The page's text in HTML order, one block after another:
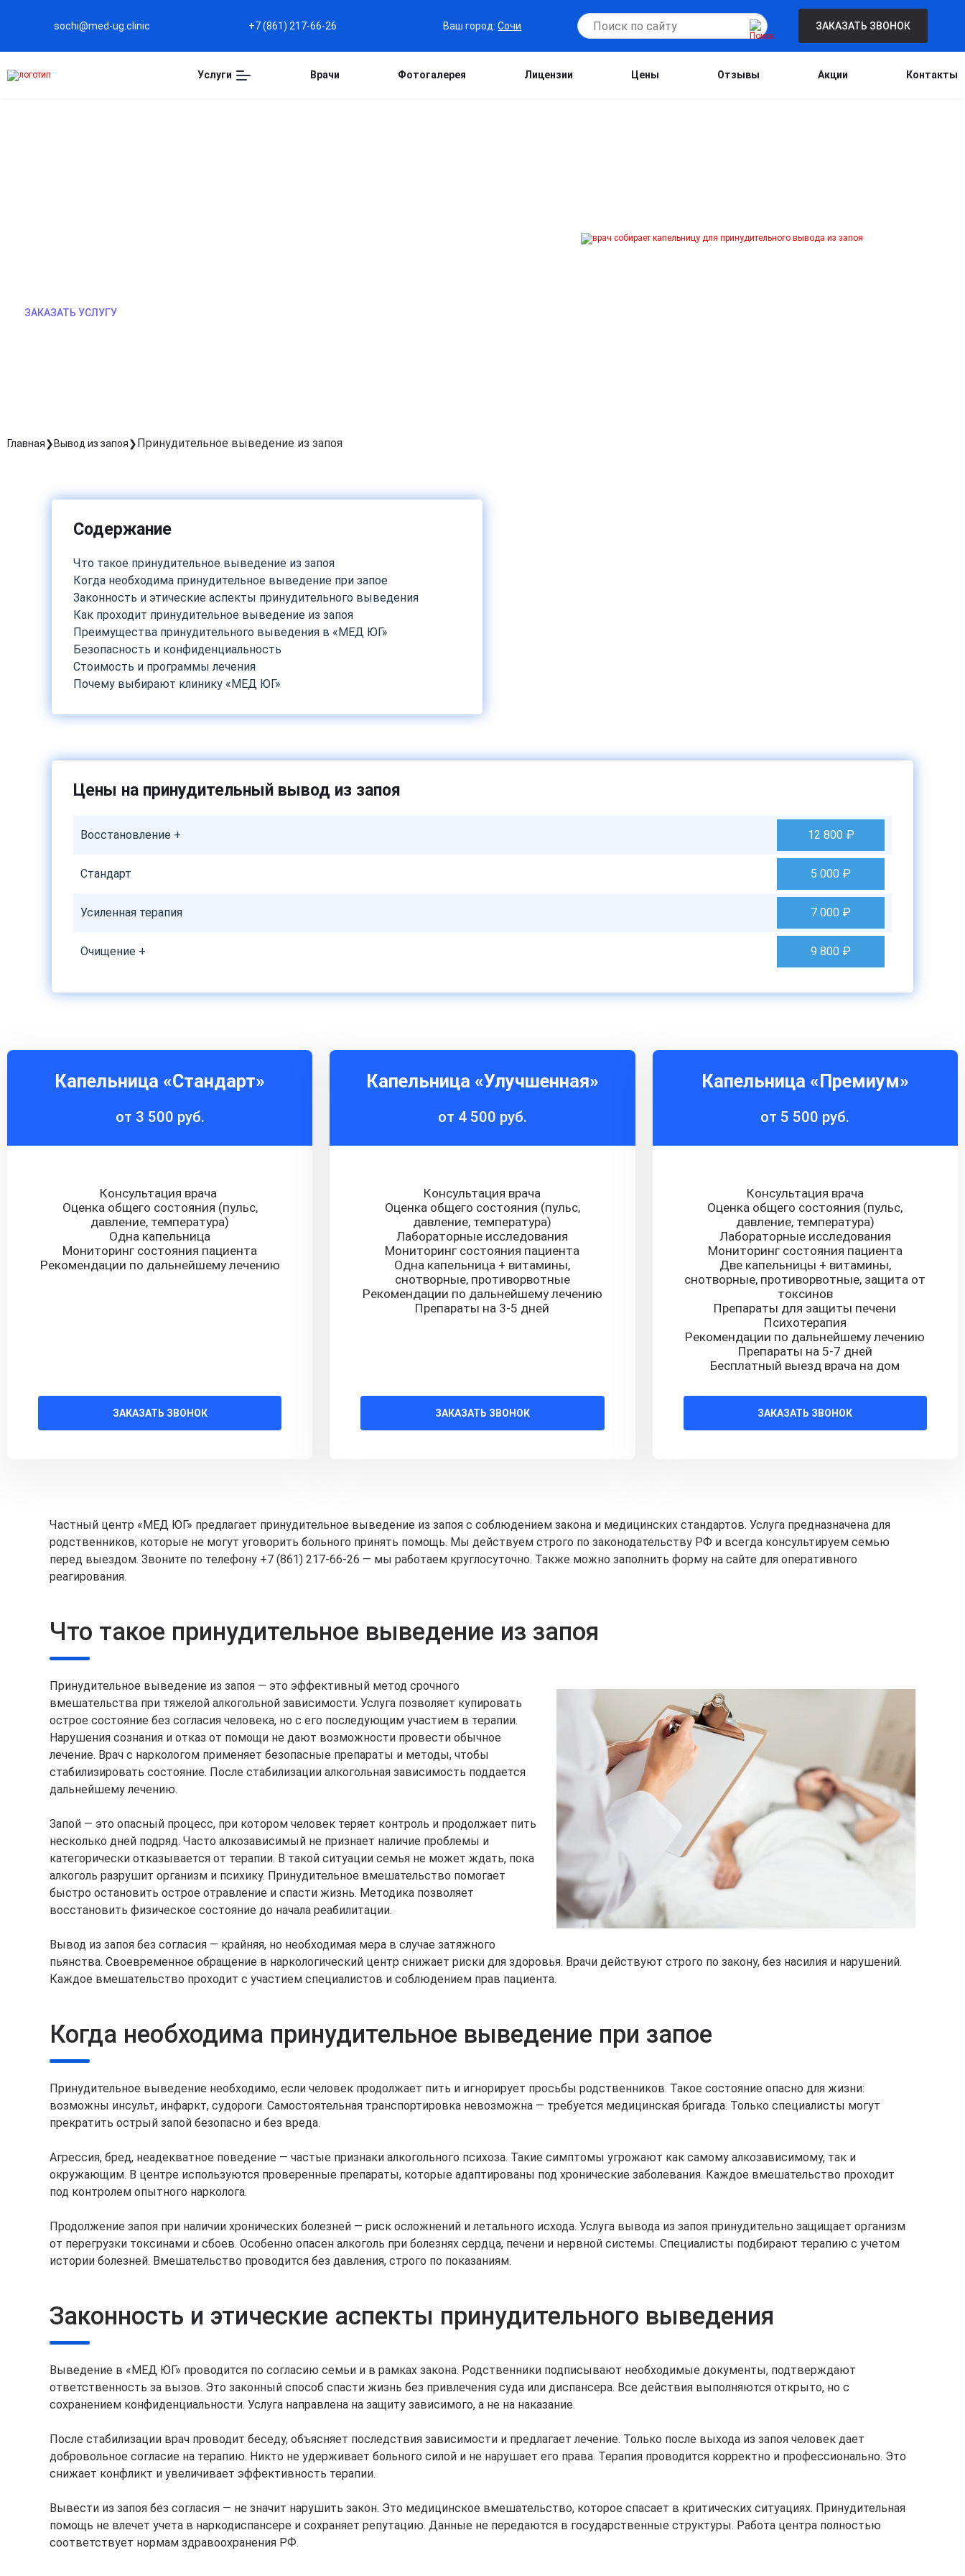
sochi@med-ug.clinic +7 (861) 217-66-26 Ваш город:Сочи ЗАКАЗАТЬ ЗВОНОК
Услуги Врачи Фотогалерея Лицензии Цены Отзывы Акции Контакты
ЗАКАЗАТЬ УСЛУГУ
Главная Вывод из запоя Принудительное выведение из запоя
Содержание
Что такое принудительное выведение из запоя
Когда необходима принудительное выведение при запое
Законность и этические аспекты принудительного выведения
Как проходит принудительное выведение из запоя
Преимущества принудительного выведения в «МЕД ЮГ»
Безопасность и конфиденциальность
Стоимость и программы лечения
Почему выбирают клинику «МЕД ЮГ»
Цены на принудительный вывод из запоя
Восстановление + 12 800₽
Стандарт 5 000 ₽
Усиленная терапия 7 000 ₽
Очищение + 9 800 ₽
Капельница «Стандарт»
от 3 500 руб.
Консультация врача
Оценка общего состояния (пульс,
давление, температура)
Одна капельница
Мониторинг состояния пациента
Рекомендации по дальнейшему лечению
ЗАКАЗАТЬ ЗВОНОК
Капельница «Улучшенная»
от 4 500 руб.
Консультация врача
Оценка общего состояния (пульс,
давление, температура)
Лабораторные исследования
Мониторинг состояния пациента
Одна капельница + витамины,
снотворные, противорвотные
Рекомендации по дальнейшему лечению
Препараты на 3-5 дней
ЗАКАЗАТЬ ЗВОНОК
Капельница «Премиум»
от 5 500 руб.
Консультация врача
Оценка общего состояния (пульс,
давление, температура)
Лабораторные исследования
Мониторинг состояния пациента
Две капельницы + витамины,
снотворные, противорвотные, защита от
токсинов
Препараты для защиты печени
Психотерапия
Рекомендации по дальнейшему лечению
Препараты на 5-7 дней
Бесплатный выезд врача на дом
ЗАКАЗАТЬ ЗВОНОК
Частный центр «МЕД ЮГ» предлагает принудительное выведение из запоя с соблюдением закона и медицинских стандартов. Услуга предназначена для
родственников, которые не могут уговорить больного принять помощь. Мы действуем строго по законодательству РФ и всегда консультируем семью
перед выездом. Звоните по телефону +7 (861) 217-66-26 — мы работаем круглосуточно. Также можно заполнить форму на сайте для оперативного
реагирования.
Что такое принудительное выведение из запоя
Принудительное выведение из запоя — это эффективный метод срочного
вмешательства при тяжелой алкогольной зависимости. Услуга позволяет купировать
острое состояние без согласия человека, но с его последующим участием в терапии.
Нарушения сознания и отказ от помощи не дают возможности провести обычное
лечение. Врач с наркологом применяет безопасные препараты и методы, чтобы
стабилизировать состояние. После стабилизации алкогольная зависимость поддается
дальнейшему лечению.
Запой — это опасный процесс, при котором человек теряет контроль и продолжает пить
несколько дней подряд. Часто алкозависимый не признает наличие проблемы и
категорически отказывается от терапии. В такой ситуации семья не может ждать, пока
алкоголь разрушит организм и психику. Принудительное вмешательство помогает
быстро остановить острое отравление и спасти жизнь. Методика позволяет
восстановить физическое состояние до начала реабилитации.
Вывод из запоя без согласия — крайняя, но необходимая мера в случае затяжного
пьянства. Своевременное обращение в наркологический центр снижает риски для здоровья. Врачи действуют строго по закону, без насилия и нарушений.
Каждое вмешательство проходит с участием специалистов и соблюдением прав пациента.
Когда необходима принудительное выведение при запое
Принудительное выведение необходимо, если человек продолжает пить и игнорирует просьбы родственников. Такое состояние опасно для жизни:
возможны инсульт, инфаркт, судороги. Самостоятельная транспортировка невозможна — требуется медицинская бригада. Только специалисты могут
прекратить острый запой безопасно и без вреда.
Агрессия, бред, неадекватное поведение — частые признаки алкогольного психоза. Такие симптомы угрожают как самому алкозависимому, так и
окружающим. В центре используются проверенные препараты, которые адаптированы под хронические заболевания. Каждое вмешательство проходит
под контролем опытного нарколога.
Продолжение запоя при наличии хронических болезней — риск осложнений и летального исхода. Услуга вывода из запоя принудительно защищает организм
от перегрузки токсинами и сбоев. Особенно опасен алкоголь при болезнях сердца, печени и нервной системы. Специалисты подбирают терапию с учетом
истории болезней. Вмешательство проводится без давления, строго по показаниям.
Законность и этические аспекты принудительного выведения
Выведение в «МЕД ЮГ» проводится по согласию семьи и в рамках закона. Родственники подписывают необходимые документы, подтверждают
ответственность за вызов. Это законный способ спасти жизнь без привлечения суда или диспансера. Все действия выполняются открыто, но с
сохранением конфиденциальности. Услуга направлена на защиту зависимого, а не на наказание.
После стабилизации врач проводит беседу, объясняет последствия зависимости и предлагает лечение. Только после выхода из запоя человек дает
добровольное согласие на терапию. Никто не удерживает больного силой и не нарушает его права. Терапия проводится корректно и профессионально. Это
снижает конфликт и увеличивает эффективность терапии.
Вывести из запоя без согласия — не значит нарушить закон. Это медицинское вмешательство, которое спасает в критических ситуациях. Принудительная
помощь не влечет учета в наркодиспансере и сохраняет репутацию. Данные не передаются в государственные структуры. Работа центра полностью
соответствует нормам здравоохранения РФ.